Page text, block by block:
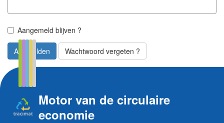
Aangemeld blijven ?
Aanmelden Wachtwoord vergeten ?
Motor van de circulaire
economie